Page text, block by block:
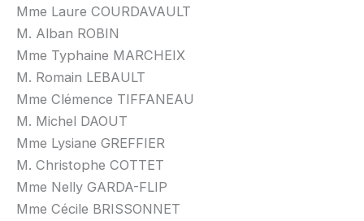
Mme Laure COURDAVAULT
M. Alban ROBIN
Mme Typhaine MARCHEIX
M. Romain LEBAULT
Mme Clémence TIFFANEAU
M. Michel DAOUT
Mme Lysiane GREFFIER
M. Christophe COTTET
Mme Nelly GARDA-FLIP
Mme Cécile BRISSONNET